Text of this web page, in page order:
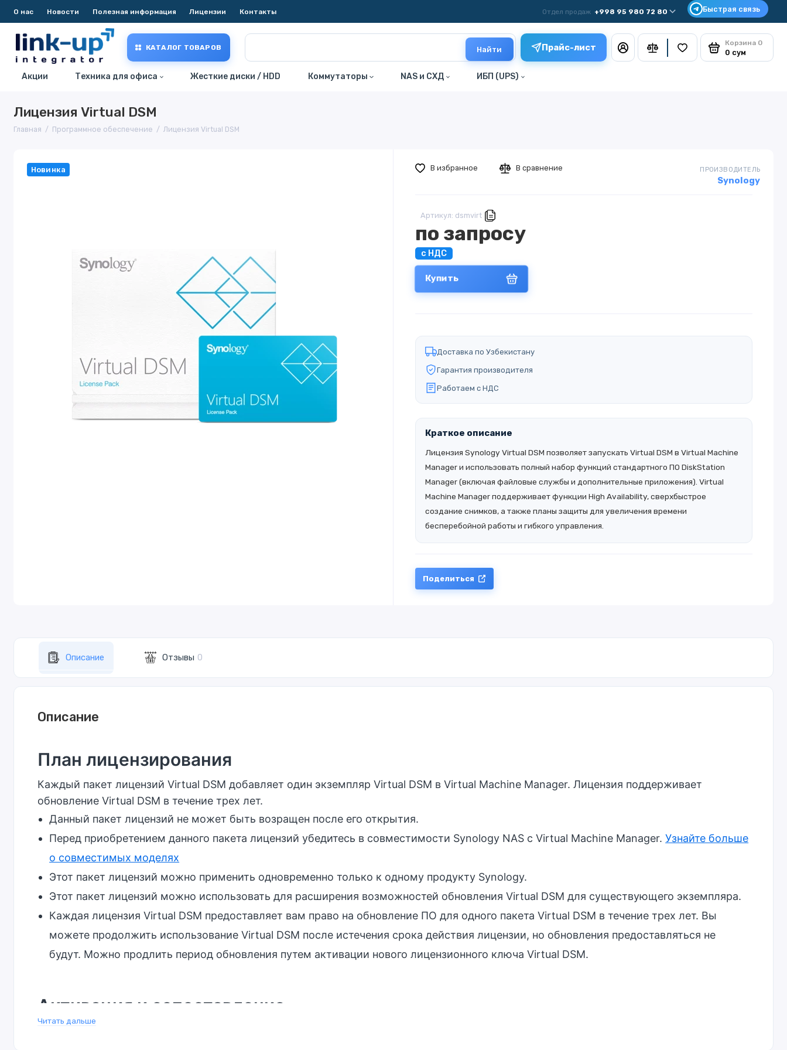
О нас Новости Полезная информация Лицензии Контакты Отдел продаж +998 95 980 72 80
КАТАЛОГ ТОВАРОВ Найти Прайс-лист Корзина 0
0 сум
Акции Техника для офиса Жесткие диски / HDD Коммутаторы NAS и СХД ИБП (UPS)
Лицензия Virtual DSM
Главная Программное обеспечение Лицензия Virtual DSM
Новинка
Артикул: dsmvirt
Synology
ПРОИЗВОДИТЕЛЬ
по запросу
с НДС
Купить
Доставка по Узбекистану
Гарантия производителя
Работаем с НДС
В избранное В сравнение
Краткое описание
Лицензия Synology Virtual DSM позволяет запускать Virtual DSM в Virtual Machine
Manager и использовать полный набор функций стандартного ПО DiskStation
Manager (включая файловые службы и дополнительные приложения). Virtual
Machine Manager поддерживает функции High Availability, сверхбыстрое
создание снимков, а также планы защиты для увеличения времени
бесперебойной работы и гибкого управления.
Поделиться
Описание Отзывы 0
Описание
План лицензирования
Каждый пакет лицензий Virtual DSM добавляет один экземпляр Virtual DSM в Virtual Machine Manager. Лицензия поддерживает
обновление Virtual DSM в течение трех лет.
Данный пакет лицензий не может быть возращен после его открытия.
Перед приобретением данного пакета лицензий убедитесь в совместимости Synology NAS с Virtual Machine Manager.Узнайте больше
о совместимых моделях
Этот пакет лицензий можно применить одновременно только к одному продукту Synology.
Этот пакет лицензий можно использовать для расширения возможностей обновления Virtual DSM для существующего экземпляра.
Каждая лицензия Virtual DSM предоставляет вам право на обновление ПО для одного пакета Virtual DSM в течение трех лет. Вы
можете продолжить использование Virtual DSM после истечения срока действия лицензии, но обновления предоставляться не
будут. Можно продлить период обновления путем активации нового лицензионного ключа Virtual DSM.
Активация и сопоставление
В Virtual Machine Manager перейдите в раздел
Читать дальше